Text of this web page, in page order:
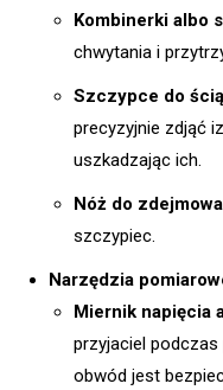
Kombinerki albo
chwytania i
Szczypce do
precyzyjnie zdjąć
uszkadzając ich.
Nóż do
szczypiec.
Narzędzia
Miernik napięcia
przyjaciel podczas
obwód jest